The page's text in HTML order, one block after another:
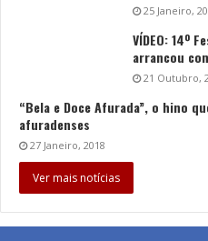
25 Janeiro,
VÍDEO: 14º
arrancou
21 Outubro,
“Bela e Doce Afurada”, o hino
afuradenses
27 Janeiro, 2018
Ver mais notícias